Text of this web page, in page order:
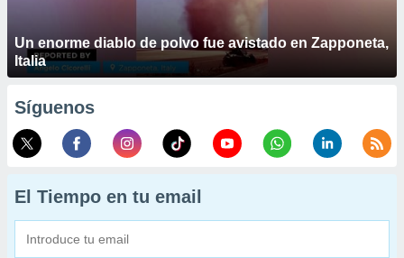
Un enorme diablo de polvo fue avistado en Zapponeta,
Italia
Síguenos
El Tiempo en tu email